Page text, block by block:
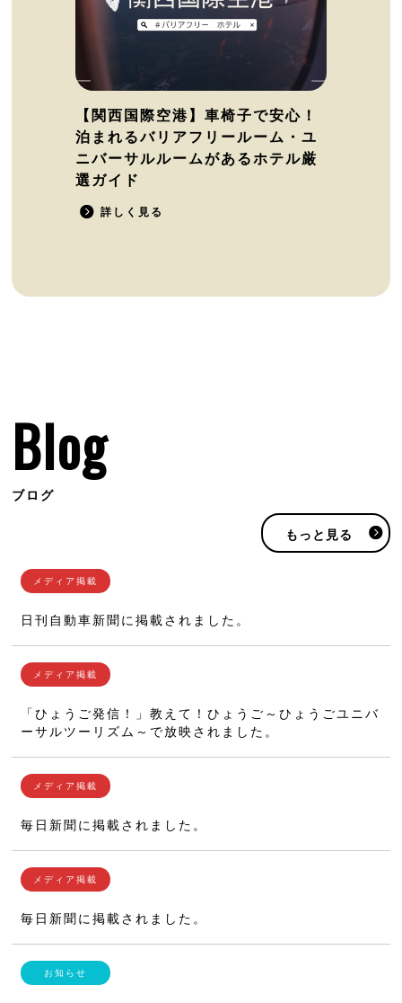
【関西国際空港】車椅子で安心！
泊まれるバリアフリールーム・ユ
ニバーサルルームがあるホテル厳
選ガイド
詳しく見る
Blog
ブログ
もっと見る
日刊自動車新聞に掲載されました。
「ひょうご発信！」教えて！ひょうご～ひょうごユニバ
ーサルツーリズム～で放映されました。
毎日新聞に掲載されました。
毎日新聞に掲載されました。